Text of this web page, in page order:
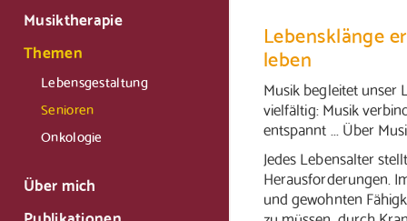
Musiktherapie
Themen
Lebensgestaltung
Senioren
Onkologie
Über mich
Lebensklänge
leben
Musik begleitet unser
vielfältig: Musik
entspannt ... Über
Jedes Lebensalter
Herausforderungen.
und gewohnten